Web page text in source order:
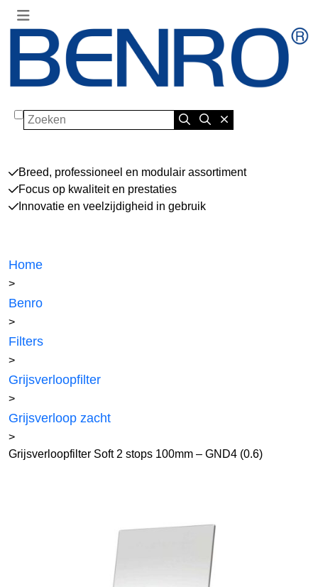
Zoeken
Breed, professioneel en modulair assortiment
Focus op kwaliteit en prestaties
Innovatie en veelzijdigheid in gebruik
Home
>
Benro
>
Filters
>
Grijsverloopfilter
>
Grijsverloop zacht
>
Grijsverloopfilter Soft 2 stops 100mm – GND4 (0.6)